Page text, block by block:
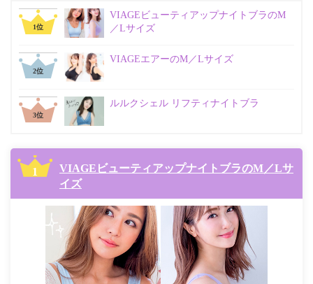
位
VIAGEビューティアップナイトブラのM
／Lサイズ
位
VIAGEエアーのM／Lサイズ
位
ルルクシェル リフティナイトブラ
VIAGEビューティアップナイトブラのM／Lサ
イズ